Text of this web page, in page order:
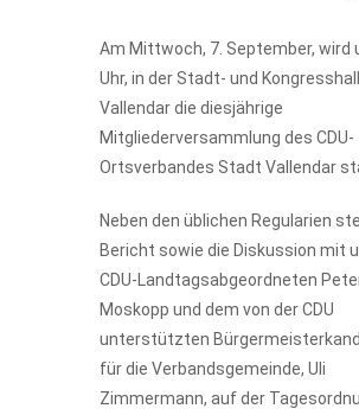
Am Mittwoch, 7. September, wird
Uhr, in der Stadt- und
Vallendar die diesjährige
Mitgliederversammlung des CDU-
Ortsverbandes Stadt Vallendar
Neben den üblichen Regularien
Bericht sowie die Diskussion mit
CDU-Landtagsabgeordneten
Moskopp und dem von der CDU
unterstützten
für die Verbandsgemeinde, Uli
Zimmermann, auf der